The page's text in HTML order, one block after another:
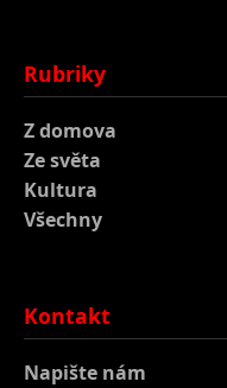
Rubriky
Z domova
Ze světa
Kultura
Všechny
Kontakt
Napište nám